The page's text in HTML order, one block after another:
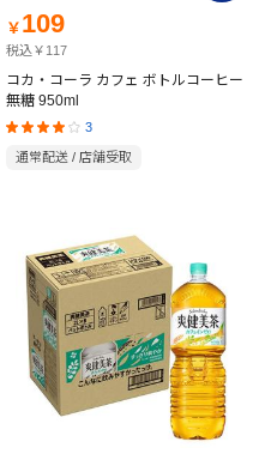
￥ 109
税込￥117
コカ・コーラ カフェ ボトルコーヒー
無糖 950ml
3
通常配送 / 店舗受取